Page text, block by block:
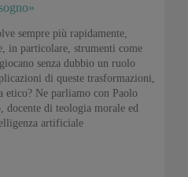
sempre più rapidamente,
in particolare, strumenti come
senza dubbio un ruolo
di queste trasformazioni,
etico? Ne parliamo con Paolo
docente di teologia morale ed
artificiale